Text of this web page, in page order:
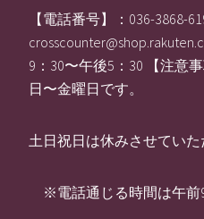
【電話番号】：036-3868-
9：30〜午後5：30 【注
日〜金曜日です。
土日祝日は休みさせていた
※電話通じる時間は午前9